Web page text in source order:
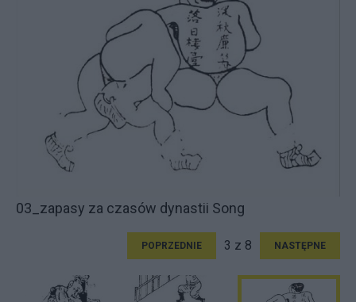
03_zapasy za czasów dynastii Song
POPRZEDNIE 3 z 8 NASTĘPNE